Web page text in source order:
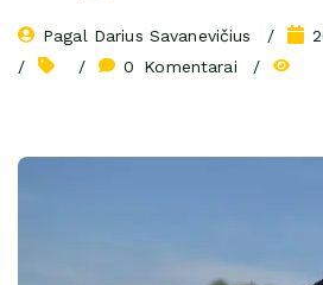
Pagal Darius Savanevičius
0
Komentarai